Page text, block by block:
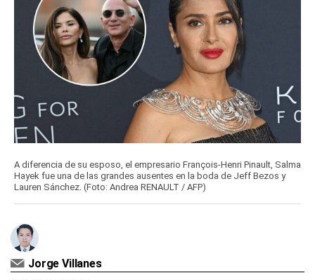
A diferencia de su esposo, el empresario François-Henri Pinault, Salma
Hayek fue una de las grandes ausentes en la boda de Jeff Bezos y
Lauren Sánchez. (Foto: Andrea RENAULT / AFP)
Jorge Villanes